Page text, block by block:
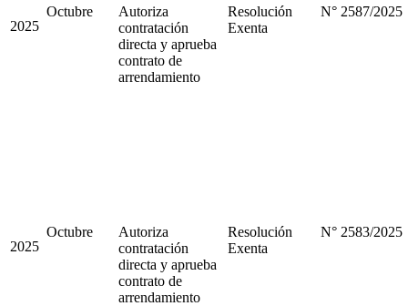
2025
Octubre
Autoriza
contratación
directa y aprueba
contrato de
arrendamiento
Resolución
Exenta
N° 2587/2025
2025
Octubre
Autoriza
contratación
directa y aprueba
contrato de
arrendamiento
Resolución
Exenta
N° 2583/2025